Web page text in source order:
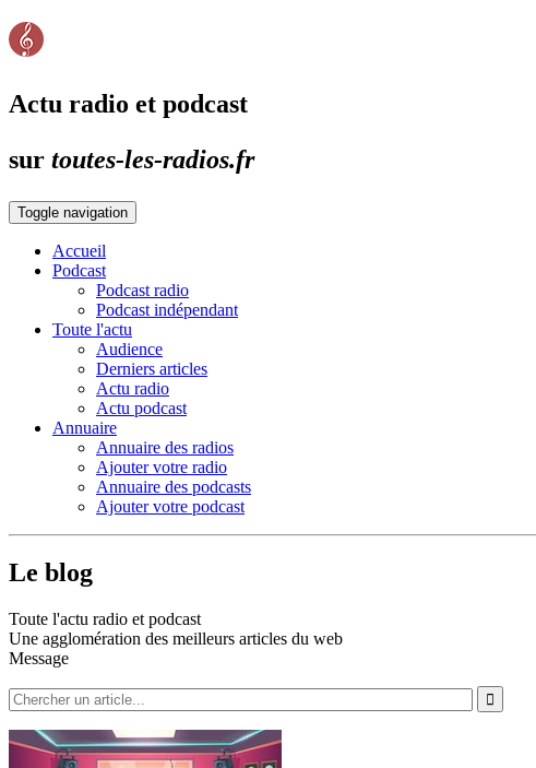
Actu radio et podcast
sur toutes-les-radios.fr
Toggle navigation
Accueil
Podcast
Podcast radio
Podcast indépendant
Toute l'actu
Audience
Derniers articles
Actu radio
Actu podcast
Annuaire
Annuaire des radios
Ajouter votre radio
Annuaire des podcasts
Ajouter votre podcast
Le blog
Toute l'actu radio et podcast
Une agglomération des meilleurs articles du web
Message